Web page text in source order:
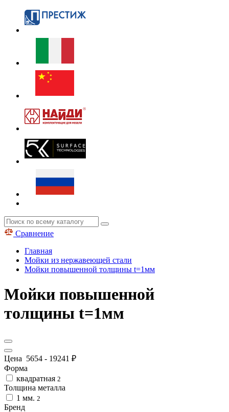
Сравнение
Главная
Мойки из нержавеющей стали
Мойки повышенной толщины t=1мм
Мойки повышенной
толщины t=1мм
Цена 5654 - 19241 ₽
Форма
квадратная 2
Толщина металла
1 мм. 2
Бренд